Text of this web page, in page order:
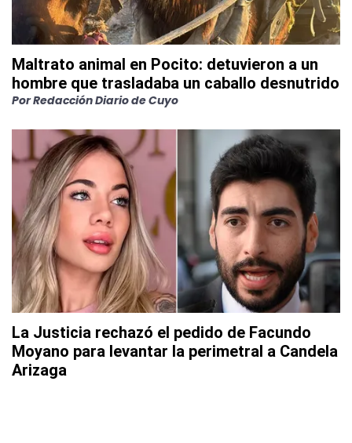
Maltrato animal en Pocito: detuvieron a un
hombre que trasladaba un caballo desnutrido
PorRedacción Diario de Cuyo
La Justicia rechazó el pedido de Facundo
Moyano para levantar la perimetral a Candela
Arizaga